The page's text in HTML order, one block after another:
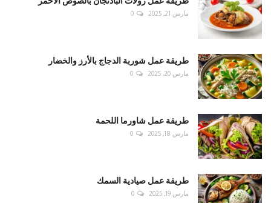
مارس 21, 2025 0
طريقة عمل شوربة الدجاج بالأرز والخضار
مارس 20, 2025 0
طريقة عمل شاورما اللحمة
مارس 18, 2025 0
طريقة عمل صيادية السمك
مارس 19, 2025 0